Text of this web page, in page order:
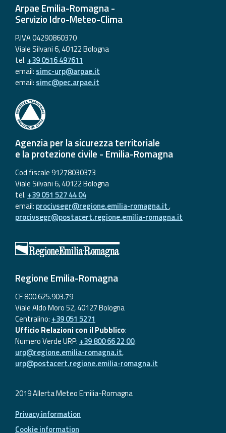
Arpae Emilia-Romagna -
Servizio Idro-Meteo-Clima
P.IVA 04290860370
Viale Silvani 6, 40122 Bologna
tel. +39 0516 497611
email: simc-urp@arpae.it
email: simc@pec.arpae.it
Agenzia per la sicurezza territoriale
e la protezione civile - Emilia-Romagna
Cod fiscale 91278030373
Viale Silvani 6, 40122 Bologna
tel. +39 051 527 44 04
email: procivsegr@regione.emilia-romagna.it,
procivsegr@postacert.regione.emilia-romagna.it
Regione Emilia-Romagna
CF 800.625.903.79
Viale Aldo Moro 52, 40127 Bologna
Centralino: +39 051 5271
Ufficio Relazioni con il Pubblico:
Numero Verde URP: +39 800 66 22 00,
urp@regione.emilia-romagna.it,
urp@postacert.regione.emilia-romagna.it
2019 Allerta Meteo Emilia-Romagna
Privacy information
Cookie information